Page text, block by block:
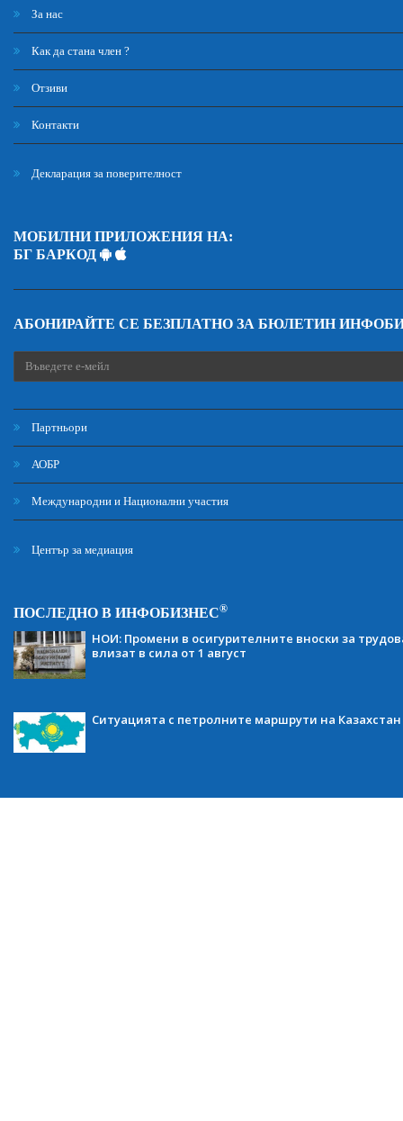
За нас
Как да стана член ?
Отзиви
Контакти
Декларация за поверителност
МОБИЛНИ ПРИЛОЖЕНИЯ НА:
БГ БАРКОД
АБОНИРАЙТЕ СЕ БЕЗПЛАТНО ЗА БЮЛЕТИН
Партньори
АОБР
Международни и Национални участия
Център за медиация
ПОСЛЕДНО В ИНФОБИЗНЕС®
НОИ: Промени в осигурителните вноски за
влизат в сила от 1 август
Ситуацията с петролните маршрути на Казахстан